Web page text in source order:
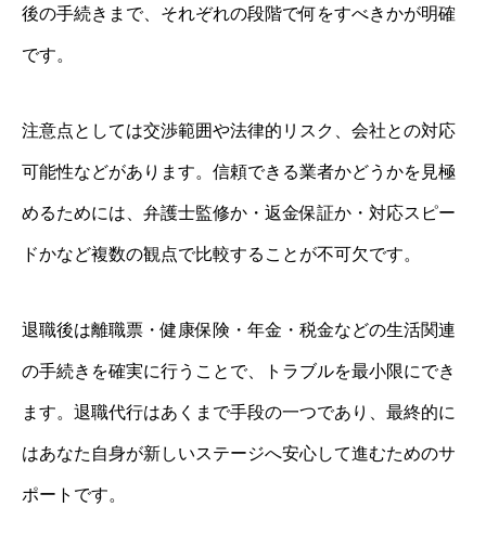
後の手続きまで、それぞれの段階で何をすべきかが明確
です。
注意点としては交渉範囲や法律的リスク、会社との対応
可能性などがあります。信頼できる業者かどうかを見極
めるためには、弁護士監修か・返金保証か・対応スピー
ドかなど複数の観点で比較することが不可欠です。
退職後は離職票・健康保険・年金・税金などの生活関連
の手続きを確実に行うことで、トラブルを最小限にでき
ます。退職代行はあくまで手段の一つであり、最終的に
はあなた自身が新しいステージへ安心して進むためのサ
ポートです。